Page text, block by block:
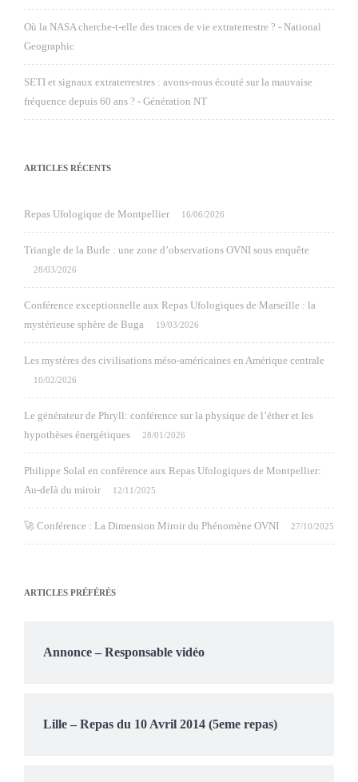
Où la NASA cherche-t-elle des traces de vie extraterrestre ? - National
Geographic
SETI et signaux extraterrestres : avons-nous écouté sur la mauvaise
fréquence depuis 60 ans ? - Génération NT
ARTICLES RÉCENTS
Repas Ufologique de Montpellier 16/06/2026
Triangle de la Burle : une zone d’observations OVNI sous enquête
28/03/2026
Conférence exceptionnelle aux Repas Ufologiques de Marseille : la
mystérieuse sphère de Buga
19/03/2026
Les mystères des civilisations méso-américaines en Amérique centrale
10/02/2026
Le générateur de Phryll: conférence sur la physique de l’éther et les
hypothèses énergétiques
28/01/2026
Philippe Solal en conférence aux Repas Ufologiques de Montpellier:
Au-delà du miroir
12/11/2025
🚀 Conférence : La Dimension Miroir du Phénomène OVNI 27/10/2025
ARTICLES PRÉFÉRÉS
Annonce – Responsable vidéo
Lille – Repas du 10 Avril 2014 (5eme repas)